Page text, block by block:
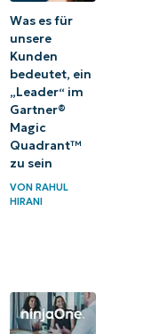
Was es für
unsere
Kunden
bedeutet, ein
„Leader“ im
Gartner®
Magic
Quadrant™
zu sein
VON RAHUL
HIRANI